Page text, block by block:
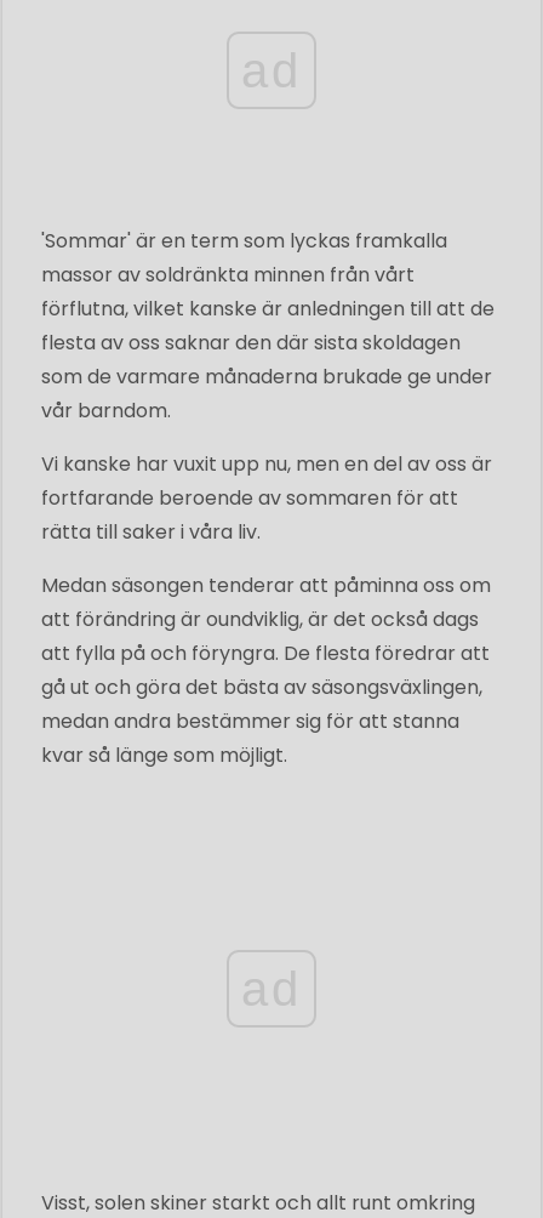
ad
'Sommar' är en term som lyckas framkalla
massor av soldränkta minnen från vårt
förflutna, vilket kanske är anledningen till att de
flesta av oss saknar den där sista skoldagen
som de varmare månaderna brukade ge under
vår barndom.
Vi kanske har vuxit upp nu, men en del av oss är
fortfarande beroende av sommaren för att
rätta till saker i våra liv.
Medan säsongen tenderar att påminna oss om
att förändring är oundviklig, är det också dags
att fylla på och föryngra. De flesta föredrar att
gå ut och göra det bästa av säsongsväxlingen,
medan andra bestämmer sig för att stanna
kvar så länge som möjligt.
ad
Visst, solen skiner starkt och allt runt omkring